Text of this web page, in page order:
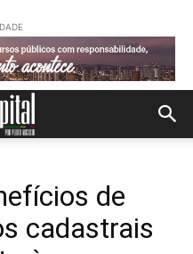
de
cadastrais